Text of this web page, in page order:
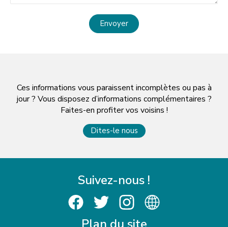
Envoyer
Ces informations vous paraissent incomplètes ou pas à
jour ? Vous disposez d’informations complémentaires ?
Faites-en profiter vos voisins !
Dites-le nous
Suivez-nous !